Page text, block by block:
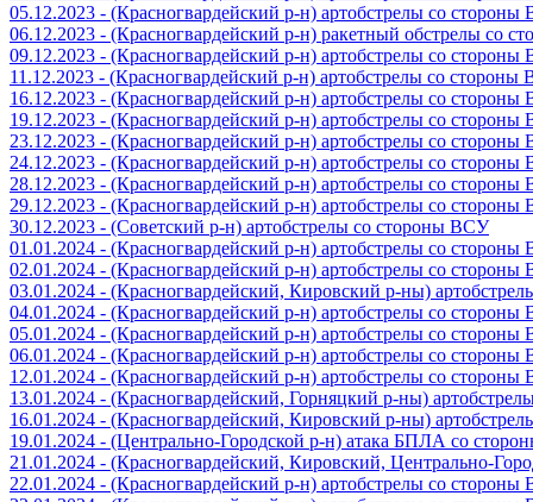
05.12.2023 - (Красногвардейский р-н) артобстрелы со
06.12.2023 - (Красногвардейский р-н) ракетный обстрелы со
09.12.2023 - (Красногвардейский р-н) артобстрелы со
11.12.2023 - (Красногвардейский р-н) артобстрелы со стороны
16.12.2023 - (Красногвардейский р-н) артобстрелы со
19.12.2023 - (Красногвардейский р-н) артобстрелы со
23.12.2023 - (Красногвардейский р-н) артобстрелы со
24.12.2023 - (Красногвардейский р-н) артобстрелы со
28.12.2023 - (Красногвардейский р-н) артобстрелы со
29.12.2023 - (Красногвардейский р-н) артобстрелы со
30.12.2023 - (Советский р-н) артобстрелы со стороны ВСУ
01.01.2024 - (Красногвардейский р-н) артобстрелы со
02.01.2024 - (Красногвардейский р-н) артобстрелы со
03.01.2024 - (Красногвардейский, Кировский р-ны)
04.01.2024 - (Красногвардейский р-н) артобстрелы со
05.01.2024 - (Красногвардейский р-н) артобстрелы со
06.01.2024 - (Красногвардейский р-н) артобстрелы со
12.01.2024 - (Красногвардейский р-н) артобстрелы со
13.01.2024 - (Красногвардейский, Горняцкий р-ны)
16.01.2024 - (Красногвардейский, Кировский р-ны)
19.01.2024 - (Центрально-Городской р-н) атака БПЛА со
21.01.2024 - (Красногвардейский, Кировский, Центрально-
22.01.2024 - (Красногвардейский р-н) артобстрелы со